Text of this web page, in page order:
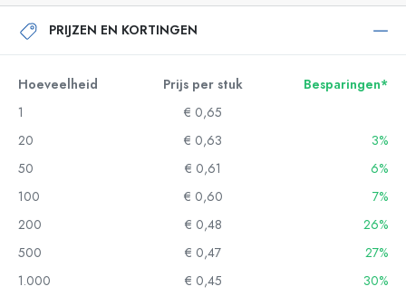
PRIJZEN EN KORTINGEN
Hoeveelheid Prijs per stuk
Besparingen*
1
€ 0,65
20
€ 0,63
3%
50
€ 0,61
6%
100
€ 0,60
7%
200
€ 0,48
26%
500
€ 0,47
27%
1.000
€ 0,45 30%